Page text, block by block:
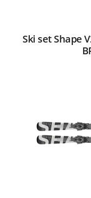
Ski set Shape